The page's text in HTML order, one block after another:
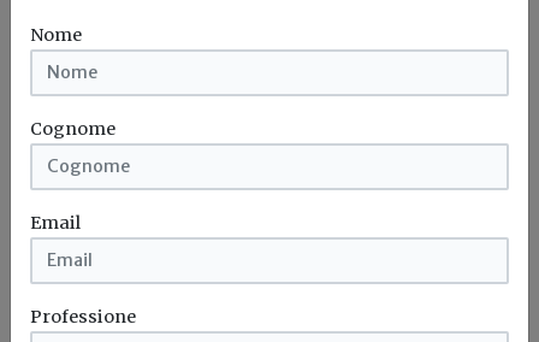
pubblicati i due...
Prezzi Materiali da costruzione Caro-materiali Fondo ...
Ultime notizie
Sicilia: rettificato il Prezzario unico
regionale per i lavori pubblici anno 2022
Con il Decreto n. 15/Gab. del 13.06.2022, la Regione
Nome
Cognome
Email
Professione